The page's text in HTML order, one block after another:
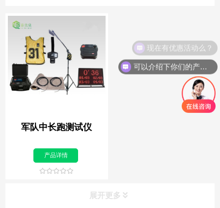
军队中长跑测试仪
产品详情
展开更多
可以介绍下你们的产品么？
现在有优惠活动么？